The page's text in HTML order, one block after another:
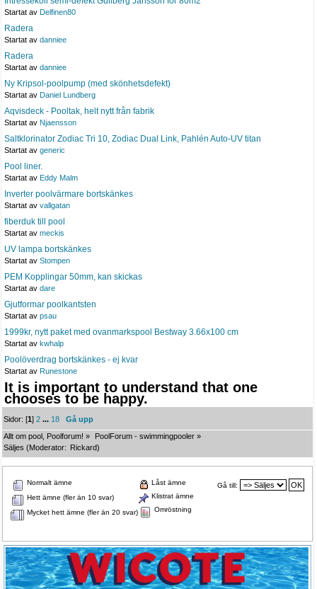
Startat av Delfinen80
Radera
Startat av danniee
Radera
Startat av danniee
Ny Kripsol-poolpump (med skönhetsdefekt)
Startat av Daniel Lundberg
Aqvisdeck - Pooltak, helt nytt från fabrik
Startat av Njaensson
Saltklorinator Zodiac Tri 10, Zodiac Dual Link, Pahlén Auto-UV titan
Startat av generic
Pool liner.
Startat av Eddy Malm
Inverter poolvärmare bortskänkes
Startat av vallgatan
fiberduk till pool
Startat av meckis
UV lampa bortskänkes
Startat av Stompen
PEM Kopplingar 50mm, kan skickas
Startat av dare
Gjutformar poolkantsten
Startat av psau
1999kr, nytt paket med ovanmarkspool Bestway 3.66x100 cm
Startat av kwhalp
Poolöverdrag bortskänkes - ej kvar
Startat av Runestone
It is important to understand that one
chooses to be happy.
Sidor: [1]2 ...18
Gå upp
Allt om pool, Poolforum! » PoolForum - swimmingpooler »
Säljes (Moderator: Rickard)
Gå till:
Normalt ämne
Hett ämne (fler än 10 svar)
Mycket hett ämne (fler än 20 svar)
Låst ämne
Klistrat ämne
Omröstning